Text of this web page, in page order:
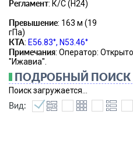
Регламент: К/С (Н24)
Превышение: 163 м (19
гПа)
КТА: E56.83°, N53.46°
Примечания: Оператор:
"Ижавиа".
ПОДРОБНЫЙ ПОИСК
Поиск загружается...
Вид: